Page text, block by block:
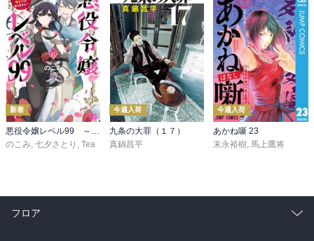
新着
のこみ 七夕さとり Tea
今週入荷
九条の大罪（１７）
真鍋昌平
今週入荷
あかね噺 23
末永裕樹 馬上鷹将
フロア